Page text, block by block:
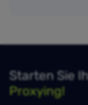
Starten Sie
Proxying!